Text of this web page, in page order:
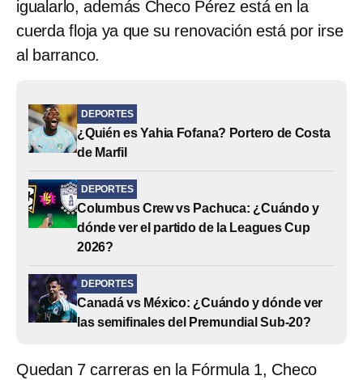
igualarlo, además Checo Pérez está en la
cuerda floja ya que su renovación está por irse
al barranco.
DEPORTES
¿Quién es Yahia Fofana? Portero de Costa
de Marfil
DEPORTES
Columbus Crew vs Pachuca: ¿Cuándo y
dónde ver el partido de la Leagues Cup
2026?
DEPORTES
Canadá vs México: ¿Cuándo y dónde ver
las semifinales del Premundial Sub-20?
Quedan 7 carreras en la Fórmula 1, Checo